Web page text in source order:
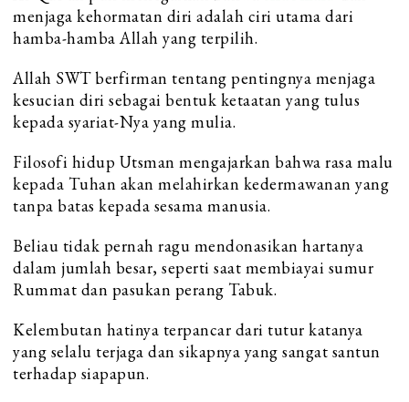
menjaga kehormatan diri adalah ciri utama dari
hamba-hamba Allah yang terpilih.
Allah SWT berfirman tentang pentingnya menjaga
kesucian diri sebagai bentuk ketaatan yang tulus
kepada syariat-Nya yang mulia.
Filosofi hidup Utsman mengajarkan bahwa rasa malu
kepada Tuhan akan melahirkan kedermawanan yang
tanpa batas kepada sesama manusia.
Beliau tidak pernah ragu mendonasikan hartanya
dalam jumlah besar, seperti saat membiayai sumur
Rummat dan pasukan perang Tabuk.
Kelembutan hatinya terpancar dari tutur katanya
yang selalu terjaga dan sikapnya yang sangat santun
terhadap siapapun.